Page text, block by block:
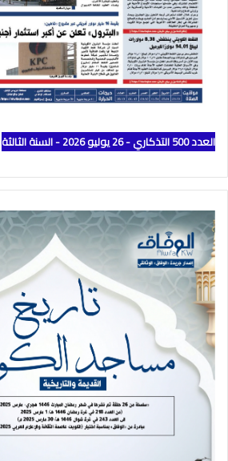
العدد 500 التذكاري - 26 يوليو 2026 - السنة الثالثة